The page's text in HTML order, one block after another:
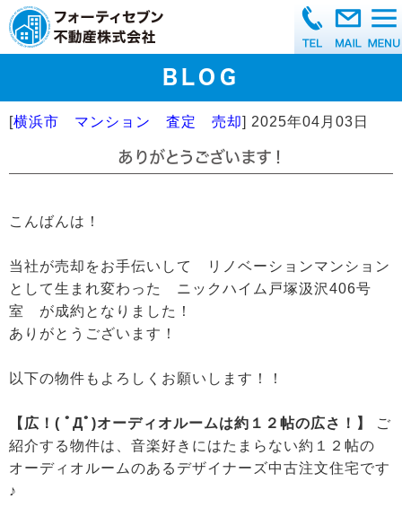
BLOG
[横浜市 マンション 査定 売却] 2025年04月03日
ありがとうございます！
こんばんは！
当社が売却をお手伝いして リノベーションマンション
として生まれ変わった ニックハイム戸塚汲沢406号
室 が成約となりました！
ありがとうございます！
以下の物件もよろしくお願いします！！
【広！( ﾟДﾟ)オーディオルームは約１２帖の広さ！】
ご
紹介する物件は、音楽好きにはたまらない約１２帖の
オーディオルームのあるデザイナーズ中古注文住宅です
♪